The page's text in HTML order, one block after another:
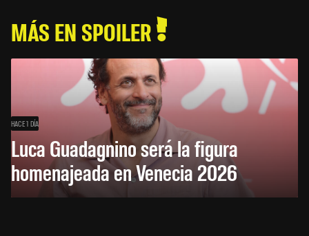
MÁS EN SPOILER
HACE 1 DÍA
Luca Guadagnino será la figura
homenajeada en Venecia 2026